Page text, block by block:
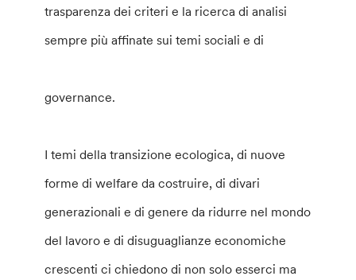
trasparenza dei criteri e la ricerca di analisi
sempre più affinate sui temi sociali e di
governance.
I temi della transizione ecologica, di nuove
forme di welfare da costruire, di divari
generazionali e di genere da ridurre nel mondo
del lavoro e di disuguaglianze economiche
crescenti ci chiedono di non solo esserci ma